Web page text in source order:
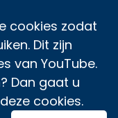
cookies zodat
Dit zijn
van YouTube.
Dan gaat u
cookies.